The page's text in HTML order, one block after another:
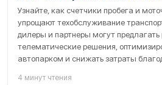
Узнайте, как счетчики пробега и
упрощают техобслуживание
дилеры и партнеры могут
телематические решения,
автопарком и снижать затраты
4 минут чтения